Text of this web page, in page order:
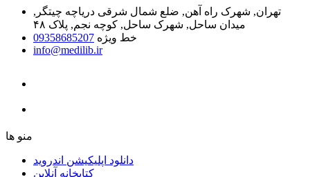
تهران, شهرک راه آهن, ضلع شمال شرقی دریاچه چیتگر,
میدان ساحل, شهرک ساحل, کوچه نجم, پلاک ۴۸
خط ویژه 09358685207
info@medilib.ir
ﻣﻨﻮ ﻫﺎ
دانلود اپلیکیشن اندروید
ﮐﺘﺎﺑﺨﺎﻧﻪ ﺁﻧﻼﯾﻦ